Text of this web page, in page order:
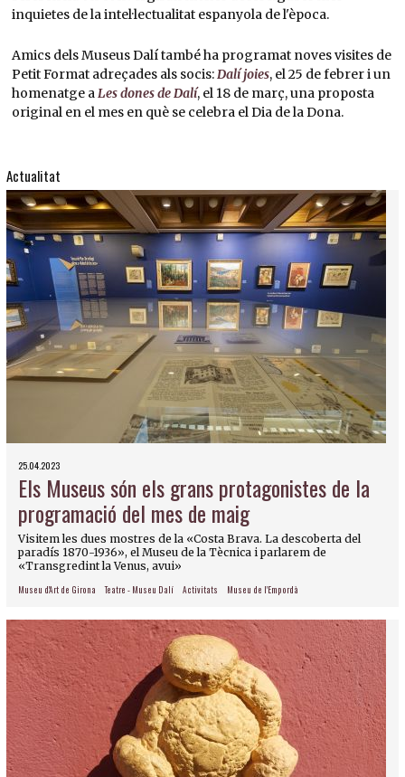
inquietes de la intel·lectualitat espanyola de l'època.
Amics dels Museus Dalí també ha programat noves visites de
Petit Format adreçades als socis:Dalí joies, el 25 de febrer i un
homenatge aLes dones de Dalí, el 18 de març, una proposta
original en el mes en què se celebra el Dia de la Dona.
Actualitat
25.04.2023
Els Museus són els grans protagonistes de la
programació del mes de maig
Visitem les dues mostres de la «Costa Brava. La descoberta del
paradís 1870-1936», el Museu de la Tècnica i parlarem de
«Transgredint la Venus, avui»
Museu d'Art de Girona Teatre - Museu Dalí Activitats Museu de l'Empordà